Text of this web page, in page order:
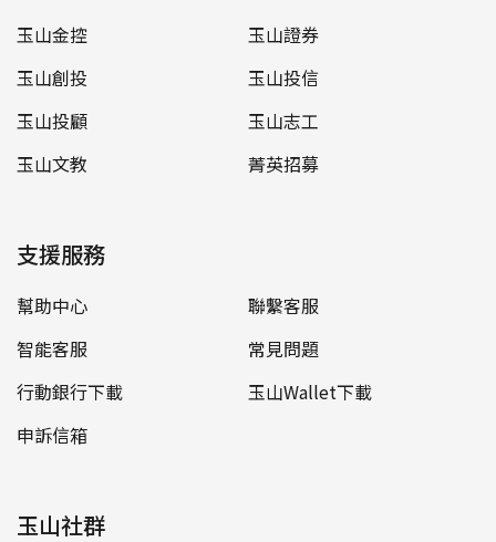
玉山金控
玉山證券
玉山創投
玉山投信
玉山投顧
玉山志工
玉山文教
菁英招募
支援服務
幫助中心
聯繫客服
智能客服
常見問題
行動銀行下載
玉山Wallet下載
申訴信箱
玉山社群